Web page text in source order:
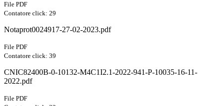
File PDF
Contatore click: 29
Notaprot0024917-27-02-2023.pdf
File PDF
Contatore click: 39
CNIC82400B-0-10132-M4C1I2.1-2022-941-P-10035-16-11-
2022.pdf
File PDF